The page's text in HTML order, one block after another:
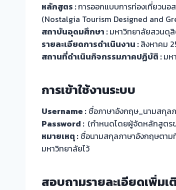
หลักสูตร :การออกแบบการท่องเที่ยวนอ
(Nostalgia Tourism Designed and
สถาบันอุดมศึกษา :มหาวิทยาลัยสวนดุ
รายละเอียดการดำเนินงาน :สิงหาคม
สถานที่ดำเนินกิจกรรมภาคปฏิบัติ :มห
การเข้าใช้งานระบบ
Username : ชื่อภาษาอังกฤษ_นามสกุล
Password : (กำหนดโดยผู้จัดหลักสูตร
หมายเหตุ : ชื่อนามสกุลภาษาอังกฤษตา
มหาวิทยาลัยไว้
สอบถามรายละเอียดเพิ่มเ